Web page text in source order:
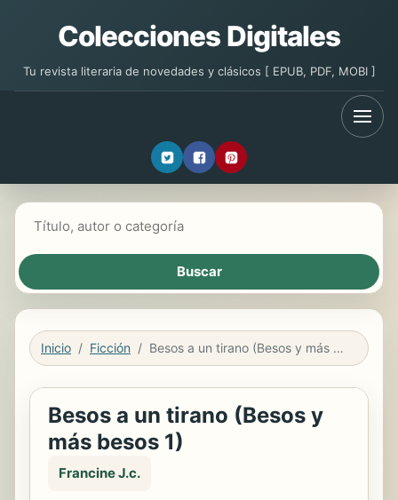
Colecciones Digitales
Tu revista literaria de novedades y clásicos [ EPUB, PDF, MOBI ]
Inicio Ficción Besos a un tirano (Besos y más besos 1)
Besos a un tirano (Besos y
más besos 1)
Francine J.c.